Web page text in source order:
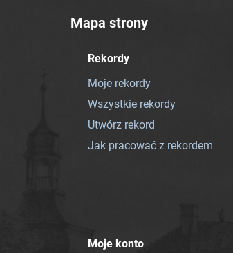
Mapa strony
Rekordy
Moje rekordy
Wszystkie rekordy
Utwórz rekord
Jak pracować z rekordem
Moje konto